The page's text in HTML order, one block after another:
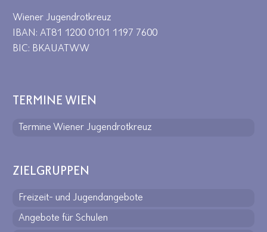
Wiener Jugendrotkreuz
IBAN: AT81 1200 0101 1197 7600
BIC: BKAUATWW
TERMINE WIEN
Termine Wiener Jugendrotkreuz
ZIELGRUPPEN
Freizeit- und Jugendangebote
Angebote für Schulen